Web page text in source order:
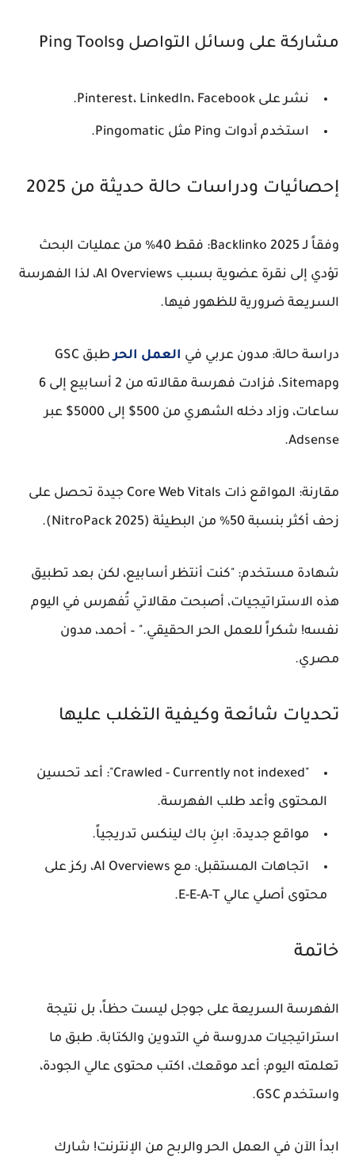
مشاركة على وسائل التواصل وPing Tools
نشر على Pinterest، LinkedIn، Facebook.
استخدم أدوات Ping مثل Pingomatic.
إحصائيات ودراسات حالة حديثة من 2025
وفقاً لـ Backlinko 2025: فقط 40% من عمليات البحث
تؤدي إلى نقرة عضوية بسبب AI Overviews، لذا الفهرسة
السريعة ضرورية للظهور فيها.
دراسة حالة: مدون عربي في العمل الحر
طبق GSC
وSitemap، فزادت فهرسة مقالاته من 2 أسابيع إلى 6
ساعات، وزاد دخله الشهري من 500$ إلى 5000$ عبر
Adsense.
مقارنة: المواقع ذات Core Web Vitals جيدة تحصل على
زحف أكثر بنسبة 50% من البطيئة (NitroPack 2025).
شهادة مستخدم: "كنت أنتظر أسابيع، لكن بعد تطبيق
هذه الاستراتيجيات، أصبحت مقالاتي تُفهرس في اليوم
نفسه! شكراً للعمل الحر الحقيقي." – أحمد، مدون
مصري.
تحديات شائعة وكيفية التغلب عليها
"Crawled - Currently not indexed": أعد تحسين
المحتوى وأعد طلب الفهرسة.
مواقع جديدة: ابنِ باك لينكس تدريجياً.
اتجاهات المستقبل: مع AI Overviews، ركز على
محتوى أصلي عالي E-E-A-T.
خاتمة
الفهرسة السريعة على جوجل ليست حظاً، بل نتيجة
استراتيجيات مدروسة في التدوين والكتابة. طبق ما
تعلمته اليوم: أعد موقعك، اكتب محتوى عالي الجودة،
واستخدم GSC.
ابدأ الآن في العمل الحر والربح من الإنترنت! شارك